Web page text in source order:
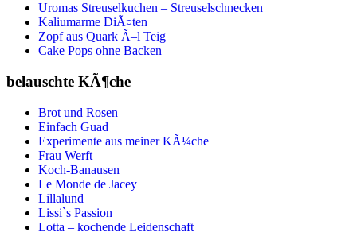
Uromas Streuselkuchen – Streuselschnecken
Kaliumarme DiÃ¤ten
Zopf aus Quark Ã–l Teig
Cake Pops ohne Backen
belauschte KÃ¶che
Brot und Rosen
Einfach Guad
Experimente aus meiner KÃ¼che
Frau Werft
Koch-Banausen
Le Monde de Jacey
Lillalund
Lissi`s Passion
Lotta – kochende Leidenschaft